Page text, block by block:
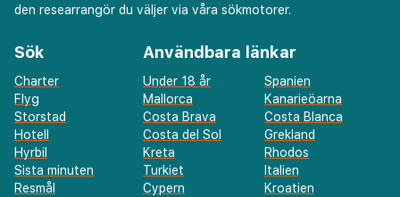
ger dig möjlighet att lyxa till det lite med rumsservice
favoritdrink i boendets bar. Här erbjuds en gratis
frukost att ta med på vardagar mellan 07.00 och 10.00.
Du kommer att ombes att betala följande avgifter
på boendet – avgifterna kan inkludera tillämpliga
skatter:
Stadsskatt: 1.00 EUR per person per natt i upp till 10
den researrangör du väljer via våra sökmotorer.
Sök
Charter
Flyg
Storstad
Hotell
Hyrbil
Sista minuten
Resmål
Användbara länkar
Under 18 år
Spanien
Mallorca
Kanarieöarna
Costa Brava
Costa Blanca
Costa del Sol
Grekland
Kreta
Rhodos
Turkiet
Italien
Cypern
Kroatien